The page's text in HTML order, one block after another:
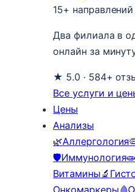
15+
Два филиала в
онлайн за
★ 5.0 · 584+
Все услуги и
Цены
Анализы
🌿Аллергология
🛡️Иммунология
Витамины 🔬
Онкомаркеры 🩸